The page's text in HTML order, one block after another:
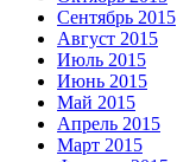
Сентябрь 2015
Август 2015
Июль 2015
Июнь 2015
Май 2015
Апрель 2015
Март 2015